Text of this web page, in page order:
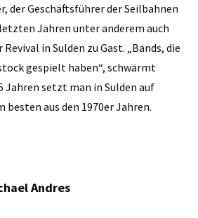
der Geschäftsführer der Seilbahnen
Jahren unter anderem auch
in Sulden zu Gast. „Bands, die
gespielt haben“, schwärmt
Jahren setzt man in Sulden auf
besten aus den 1970er Jahren.
Andres